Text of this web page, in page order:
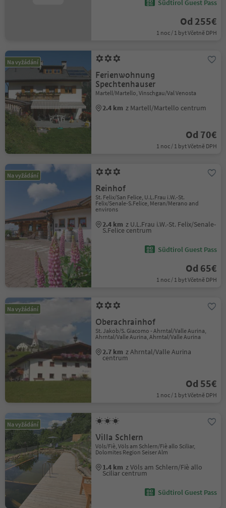
Südtirol Guest Pass
Od 255€
1 noc / 1 byt Včetně DPH
Na vyžádání
Ferienwohnung
Spechtenhauser
Martell/Martello, Vinschgau/Val Venosta
2.4 km z Martell/Martello centrum
Od 70€
1 noc / 1 byt Včetně DPH
Na vyžádání
Reinhof
St. Felix/San Felice, U.L.Frau i.W.-St.
Felix/Senale-S.Felice, Meran/Merano and
environs
2.4 km z U.L.Frau i.W.-St. Felix/Senale-
S.Felice centrum
Südtirol Guest Pass
Od 65€
1 noc / 1 byt Včetně DPH
Na vyžádání
Oberachrainhof
St. Jakob/S. Giacomo - Ahrntal/Valle Aurina,
Ahrntal/Valle Aurina, Ahrntal/Valle Aurina
2.7 km z Ahrntal/Valle Aurina
centrum
Od 55€
1 noc / 1 byt Včetně DPH
Na vyžádání
Villa Schlern
Völs/Fiè, Völs am Schlern/Fiè allo Sciliar,
Dolomites Region Seiser Alm
1.4 km z Völs am Schlern/Fiè allo
Sciliar centrum
Südtirol Guest Pass